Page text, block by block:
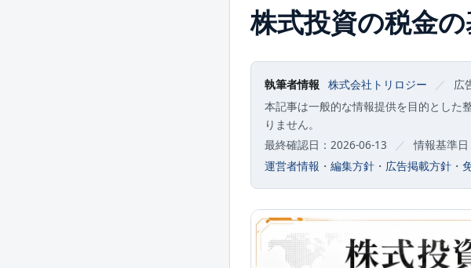
株式投資の税金の
執筆者情報 株式会社トリロジー ／
広
本記事は一般的な情報提供を目的とした
りません。
最終確認日：2026-06-13
／
情報基準
運営者情報 ・ 編集方針 ・ 広告掲載方針 ・